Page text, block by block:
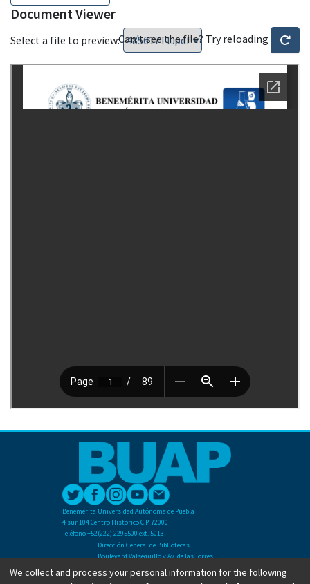
Document Viewer
Select a file to preview:Can't see the file? Try reloading
Benemérita Universidad Autónoma de Puebla
4 sur 104 Centro Histórico C.P. 72000
Teléfono +52(222) 2295500 ext. 5013
Dirección General de Bibliotecas
Boulevard Valsequillo y Av. de las Torres
Ciudad Universitaria. Col. San Manuel
C.P. 72570
We collect and process your personal information for the following